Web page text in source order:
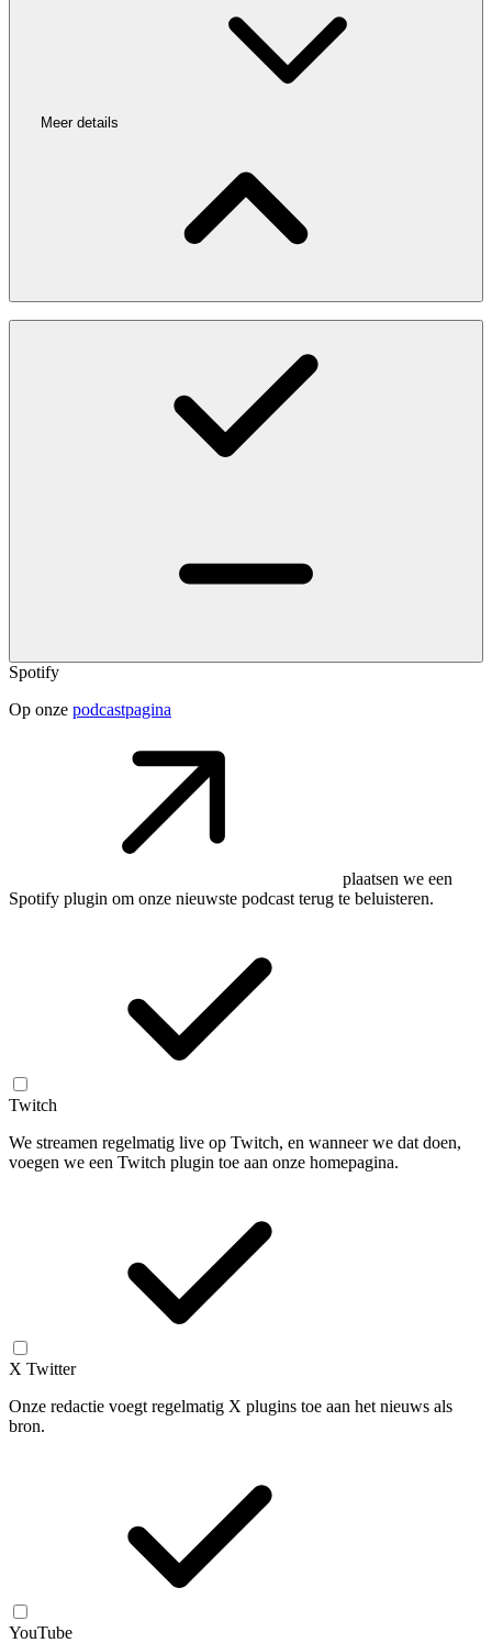
Meer details
Spotify
Op onze podcastpagina
plaatsen we een
Spotify plugin om onze nieuwste podcast terug te beluisteren.
Twitch
We streamen regelmatig live op Twitch, en wanneer we dat doen,
voegen we een Twitch plugin toe aan onze homepagina.
X Twitter
Onze redactie voegt regelmatig X plugins toe aan het nieuws als
bron.
YouTube